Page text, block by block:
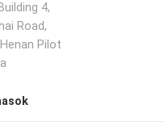
Anda
4,
Road,
Pilot